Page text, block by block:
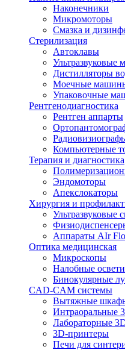
Наконечники
Микромоторы
Смазка и
Стерилизация
Автоклавы
Ультразвуковые
Дистилляторы
Моечные
Упаковочные
Рентгенодиагностика
Рентген аппарты
Компьютерные
Терапия и диагностика
Эндомоторы
Апекслокаторы
Хирургия и
Ультразвуковые
Аппараты AIr
Оптика медицинская
Микроскопы
Налобные
Бинокулярные
CAD-CAM системы
Вытяжные
Интраоральные
Лабораторные
3D-принтеры
Печи для